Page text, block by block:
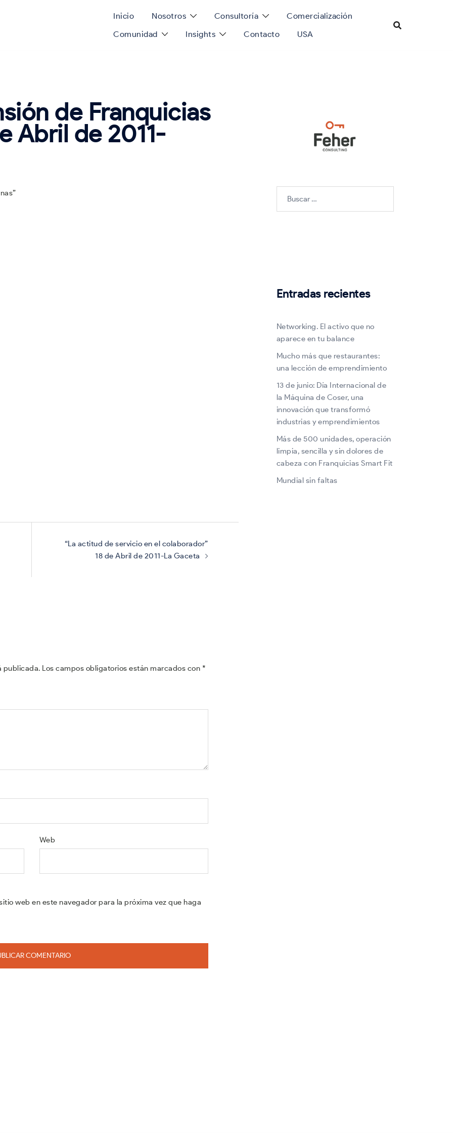
Inicio Nosotros Consultoría
Comercialización
Comunidad
Insights Contacto USA
de Franquicias
Abril de 2011-
“La actitud de servicio en el colaborador”
18 de Abril de 2011-La Gaceta
publicada. Los campos obligatorios están marcados con *
Web
web en este navegador para la próxima vez que haga
Entradas recientes
Networking. El activo que no
aparece en tu balance
Mucho más que restaurantes:
una lección de emprendimiento
13 de junio: Día Internacional de
la Máquina de Coser, una
innovación que transformó
industrias y emprendimientos
Más de 500 unidades, operación
limpia, sencilla y sin dolores de
cabeza con Franquicias Smart Fit
Mundial sin faltas